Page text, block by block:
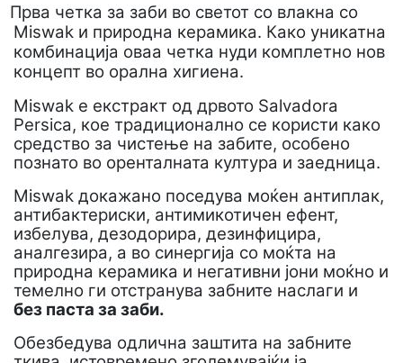
Прва четка за заби во светот со влакна со
Мiswak и природна керамика. Како уникатна
комбинација оваа четка нуди комплетно нов
концепт во орална хигиена.
Мiswak е екстракт од дрвото Salvadora
Persica, кое традиционално се користи како
средство за чистење на забите, особено
познато во оренталната култура и заедница.
Мiswak докажано поседува моќен антиплак,
антибактериски, антимикотичен ефент,
избелува, дезодорира, дезинфицира,
аналгезира, а во синергија со моќта на
природна керамика и негативни јони моќно и
темелно ги отстранува забните наслаги и
без паста за заби.
Обезбедува одлична заштита на забните